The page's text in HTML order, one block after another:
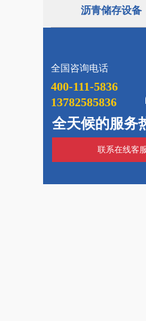
沥青储存设备
全国咨询电话
400-111-5836
13782585836
全天候的服务
联系在线客